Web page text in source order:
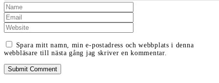
Spara mitt namn, min e-postadress och webbplats i denna
webbläsare till nästa gång jag skriver en kommentar.